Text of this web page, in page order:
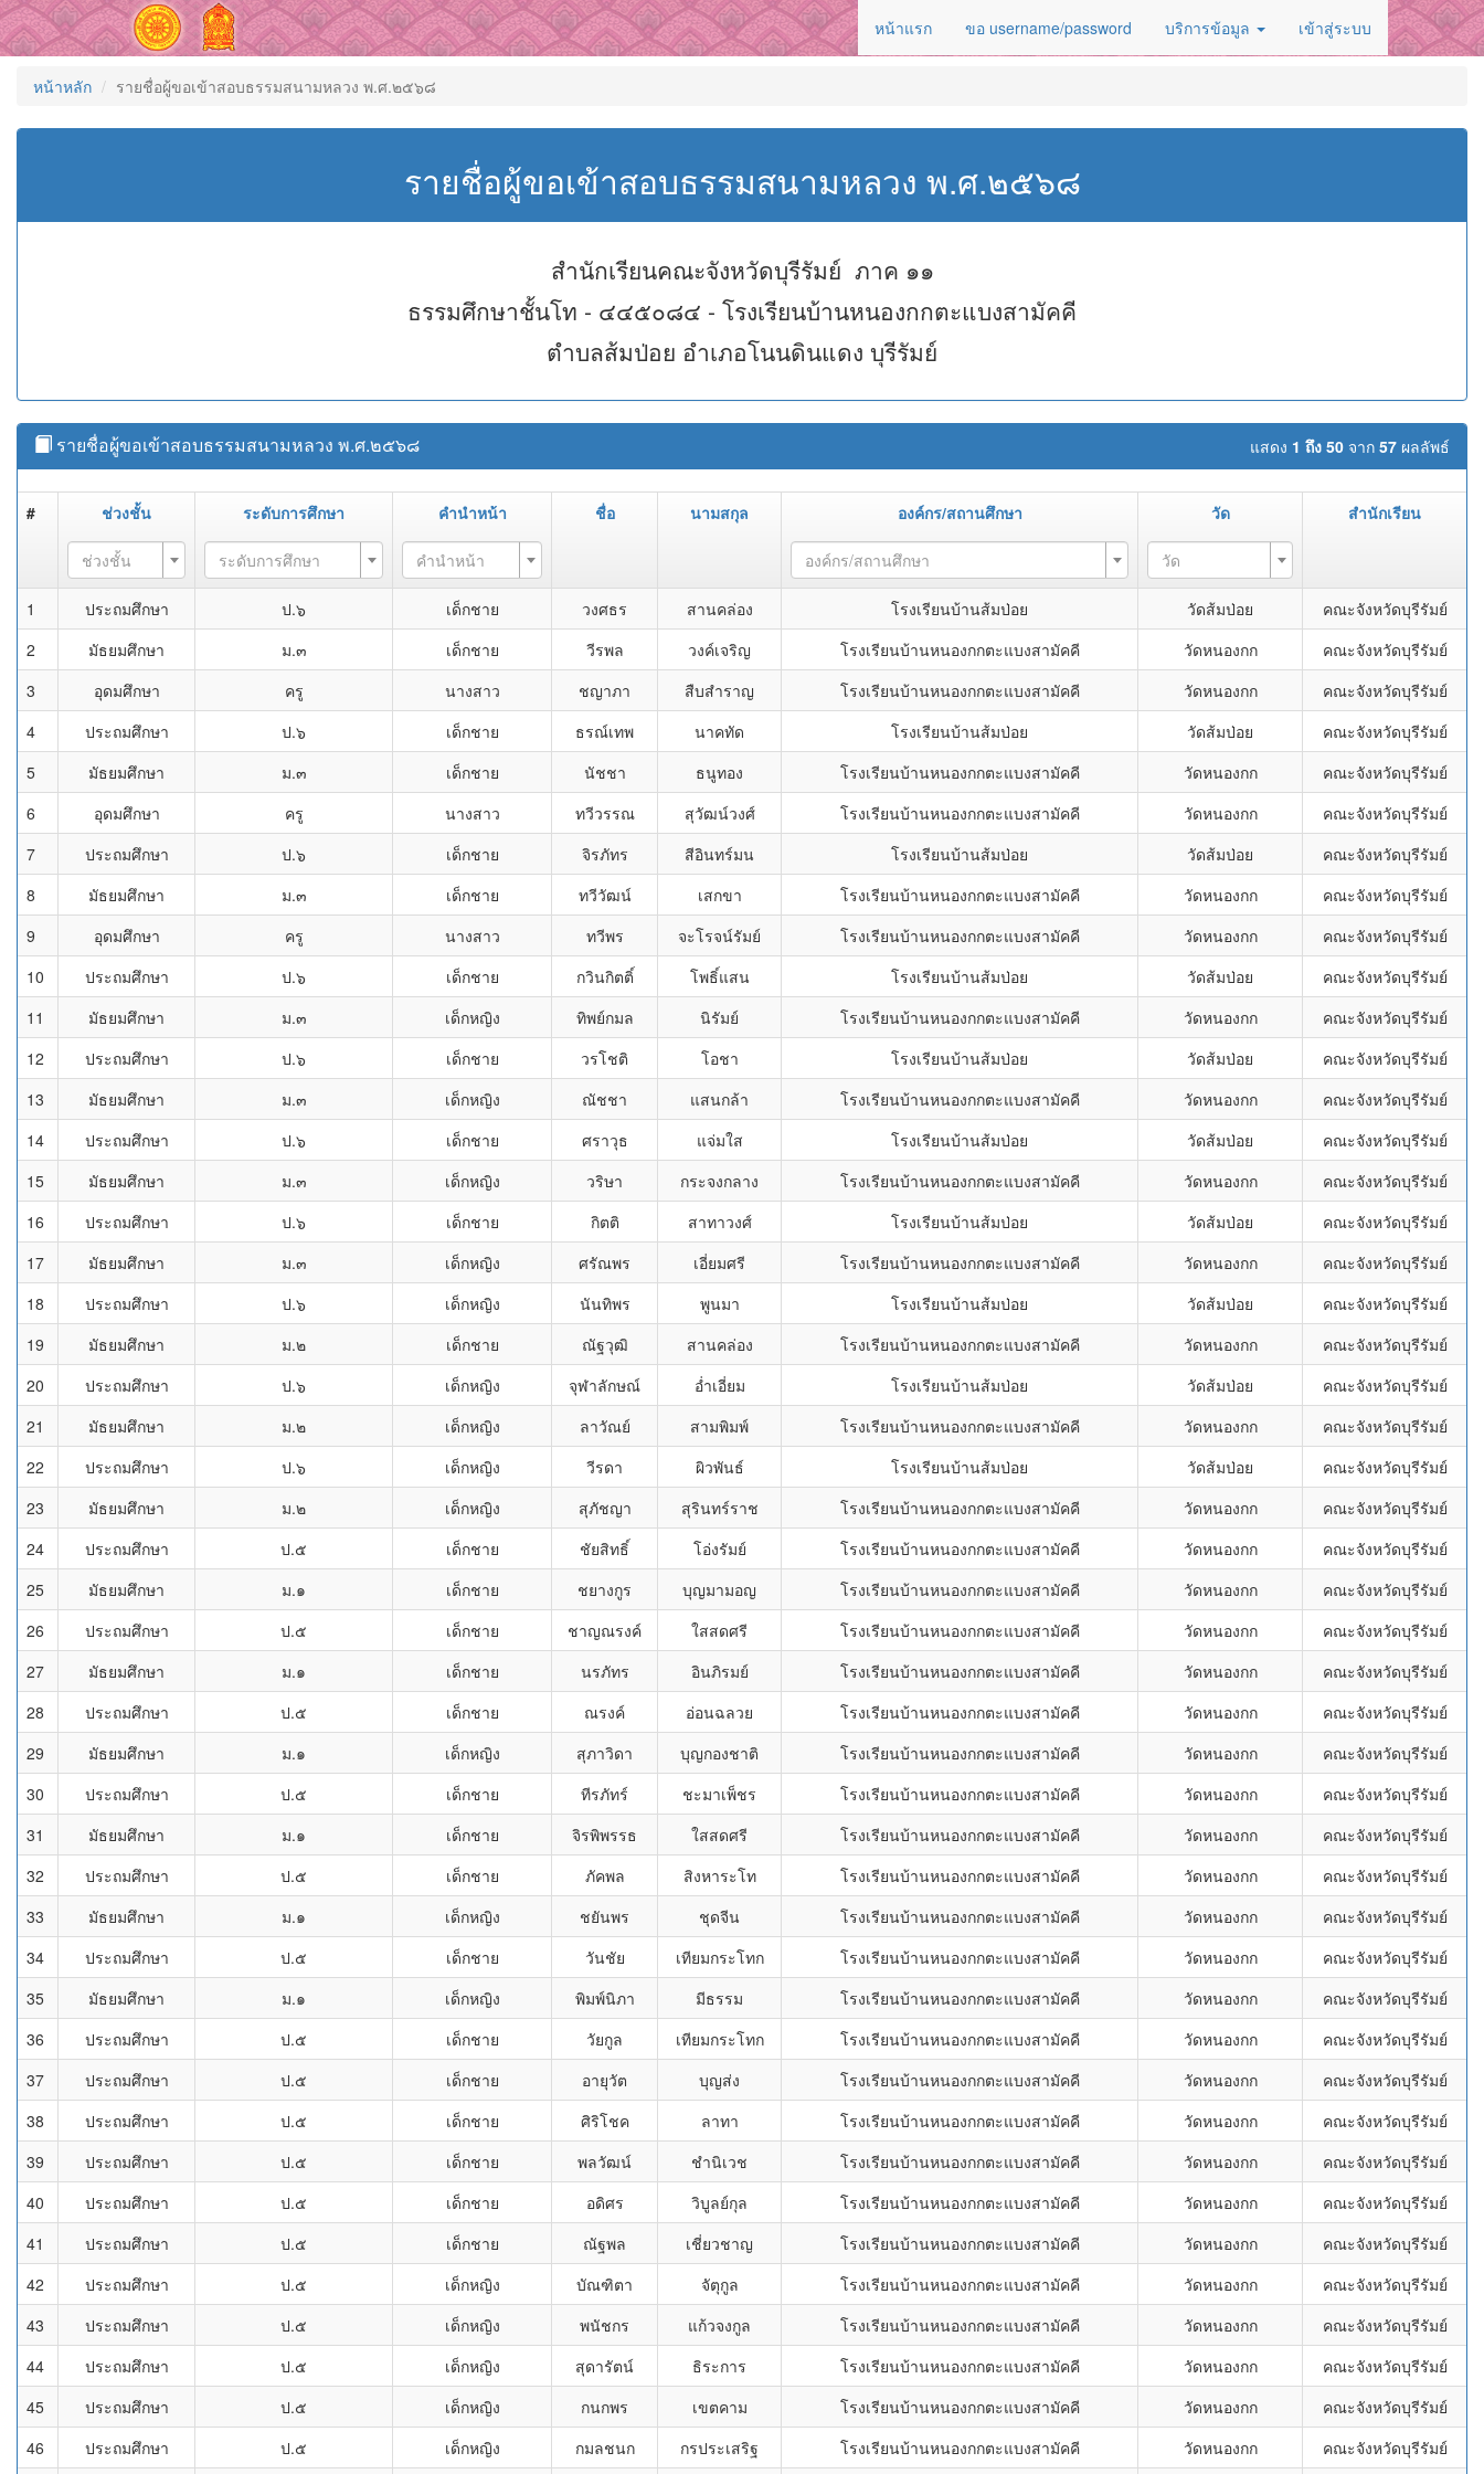
หน้าแรก ขอ username/password บริการข้อมูล เข้าสู่ระบบ
หน้าหลัก รายชื่อผู้ขอเข้าสอบธรรมสนามหลวง พ.ศ.๒๕๖๘
รายชื่อผู้ขอเข้าสอบธรรมสนามหลวง พ.ศ.๒๕๖๘
สำนักเรียนคณะจังหวัดบุรีรัมย์ ภาค ๑๑
ธรรมศึกษาชั้นโท - ๔๔๕๐๘๔ - โรงเรียนบ้านหนองกกตะแบงสามัคคี
ตำบลส้มป่อย อำเภอโนนดินแดง บุรีรัมย์
แสดง 1 ถึง 50 จาก 57 ผลลัพธ์
รายชื่อผู้ขอเข้าสอบธรรมสนามหลวง พ.ศ.๒๕๖๘
# ช่วงชั้น ระดับการศึกษา คำนำหน้า ชื่อ นามสกุล องค์กร/สถานศึกษา วัด สำนักเรียน
ช่วงชั้น ระดับการศึกษา คำนำหน้า องค์กร/สถานศึกษา วัด
1 ประถมศึกษา ป.๖ เด็กชาย วงศธร สานคล่อง โรงเรียนบ้านส้มป่อย วัดส้มป่อย
คณะจังหวัดบุรีรัมย์
2
มัธยมศึกษา ม.๓ เด็กชาย วีรพล วงค์เจริญ โรงเรียนบ้านหนองกกตะแบงสามัคคี วัดหนองกก
คณะจังหวัดบุรีรัมย์
3
อุดมศึกษา ครู นางสาว ชญาภา สืบสำราญ โรงเรียนบ้านหนองกกตะแบงสามัคคี วัดหนองกก
คณะจังหวัดบุรีรัมย์
4
ประถมศึกษา ป.๖ เด็กชาย ธรณ์เทพ นาคทัด โรงเรียนบ้านส้มป่อย วัดส้มป่อย
คณะจังหวัดบุรีรัมย์
5
มัธยมศึกษา ม.๓ เด็กชาย นัชชา ธนูทอง โรงเรียนบ้านหนองกกตะแบงสามัคคี วัดหนองกก
คณะจังหวัดบุรีรัมย์
6
อุดมศึกษา ครู นางสาว ทวีวรรณ สุวัฒน์วงศ์ โรงเรียนบ้านหนองกกตะแบงสามัคคี วัดหนองกก
คณะจังหวัดบุรีรัมย์
7
ประถมศึกษา ป.๖ เด็กชาย จิรภัทร สีอินทร์มน โรงเรียนบ้านส้มป่อย วัดส้มป่อย
คณะจังหวัดบุรีรัมย์
8
มัธยมศึกษา ม.๓ เด็กชาย ทวีวัฒน์ เสกขา โรงเรียนบ้านหนองกกตะแบงสามัคคี วัดหนองกก
คณะจังหวัดบุรีรัมย์
9
อุดมศึกษา ครู นางสาว ทวีพร จะโรจน์รัมย์ โรงเรียนบ้านหนองกกตะแบงสามัคคี วัดหนองกก
คณะจังหวัดบุรีรัมย์
10
ประถมศึกษา ป.๖ เด็กชาย กวินกิตติ์ โพธิ์แสน โรงเรียนบ้านส้มป่อย วัดส้มป่อย
คณะจังหวัดบุรีรัมย์
11
มัธยมศึกษา ม.๓ เด็กหญิง ทิพย์กมล นิรัมย์ โรงเรียนบ้านหนองกกตะแบงสามัคคี วัดหนองกก
คณะจังหวัดบุรีรัมย์
12
ประถมศึกษา ป.๖ เด็กชาย วรโชติ โอชา โรงเรียนบ้านส้มป่อย วัดส้มป่อย
คณะจังหวัดบุรีรัมย์
13
มัธยมศึกษา ม.๓ เด็กหญิง ณัชชา แสนกล้า โรงเรียนบ้านหนองกกตะแบงสามัคคี วัดหนองกก
คณะจังหวัดบุรีรัมย์
14
ประถมศึกษา ป.๖ เด็กชาย ศราวุธ แจ่มใส โรงเรียนบ้านส้มป่อย วัดส้มป่อย
คณะจังหวัดบุรีรัมย์
15
มัธยมศึกษา ม.๓ เด็กหญิง วริษา กระจงกลาง โรงเรียนบ้านหนองกกตะแบงสามัคคี วัดหนองกก
คณะจังหวัดบุรีรัมย์
16
ประถมศึกษา ป.๖ เด็กชาย กิตติ สาทาวงศ์ โรงเรียนบ้านส้มป่อย วัดส้มป่อย
คณะจังหวัดบุรีรัมย์
17
มัธยมศึกษา ม.๓ เด็กหญิง ศรัณพร เอี่ยมศรี โรงเรียนบ้านหนองกกตะแบงสามัคคี วัดหนองกก
คณะจังหวัดบุรีรัมย์
18
ประถมศึกษา ป.๖ เด็กหญิง นันทิพร พูนมา โรงเรียนบ้านส้มป่อย วัดส้มป่อย
คณะจังหวัดบุรีรัมย์
19
มัธยมศึกษา ม.๒ เด็กชาย ณัฐวุฒิ สานคล่อง โรงเรียนบ้านหนองกกตะแบงสามัคคี วัดหนองกก
คณะจังหวัดบุรีรัมย์
20
ประถมศึกษา ป.๖ เด็กหญิง จุฬาลักษณ์ อ่ำเอี่ยม โรงเรียนบ้านส้มป่อย วัดส้มป่อย
คณะจังหวัดบุรีรัมย์
21
มัธยมศึกษา ม.๒ เด็กหญิง ลาวัณย์ สามพิมพ์ โรงเรียนบ้านหนองกกตะแบงสามัคคี วัดหนองกก
คณะจังหวัดบุรีรัมย์
22
ประถมศึกษา ป.๖ เด็กหญิง วีรดา ผิวพันธ์ โรงเรียนบ้านส้มป่อย วัดส้มป่อย
คณะจังหวัดบุรีรัมย์
23
มัธยมศึกษา ม.๒ เด็กหญิง สุภัชญา สุรินทร์ราช โรงเรียนบ้านหนองกกตะแบงสามัคคี วัดหนองกก
คณะจังหวัดบุรีรัมย์
24
ประถมศึกษา ป.๕ เด็กชาย ชัยสิทธิ์ โอ่งรัมย์ โรงเรียนบ้านหนองกกตะแบงสามัคคี วัดหนองกก
คณะจังหวัดบุรีรัมย์
25
มัธยมศึกษา ม.๑ เด็กชาย ชยางกูร บุญมามอญ โรงเรียนบ้านหนองกกตะแบงสามัคคี วัดหนองกก
คณะจังหวัดบุรีรัมย์
26
ประถมศึกษา ป.๕ เด็กชาย ชาญณรงค์ ใสสดศรี โรงเรียนบ้านหนองกกตะแบงสามัคคี วัดหนองกก
คณะจังหวัดบุรีรัมย์
27
มัธยมศึกษา ม.๑ เด็กชาย นรภัทร อินภิรมย์ โรงเรียนบ้านหนองกกตะแบงสามัคคี วัดหนองกก
คณะจังหวัดบุรีรัมย์
28
ประถมศึกษา ป.๕ เด็กชาย ณรงค์ อ่อนฉลวย โรงเรียนบ้านหนองกกตะแบงสามัคคี วัดหนองกก
คณะจังหวัดบุรีรัมย์
29
มัธยมศึกษา ม.๑ เด็กหญิง สุภาวิดา บุญกองชาติ โรงเรียนบ้านหนองกกตะแบงสามัคคี วัดหนองกก
คณะจังหวัดบุรีรัมย์
30
ประถมศึกษา ป.๕ เด็กชาย ทีรภัทร์ ชะมาเพ็ชร โรงเรียนบ้านหนองกกตะแบงสามัคคี วัดหนองกก
คณะจังหวัดบุรีรัมย์
31
มัธยมศึกษา ม.๑ เด็กชาย จิรพิพรรธ ใสสดศรี โรงเรียนบ้านหนองกกตะแบงสามัคคี วัดหนองกก
คณะจังหวัดบุรีรัมย์
32
ประถมศึกษา ป.๕ เด็กชาย ภัคพล สิงหาระโท โรงเรียนบ้านหนองกกตะแบงสามัคคี วัดหนองกก
คณะจังหวัดบุรีรัมย์
33
มัธยมศึกษา ม.๑ เด็กหญิง ชยันพร ชุดจีน โรงเรียนบ้านหนองกกตะแบงสามัคคี วัดหนองกก
คณะจังหวัดบุรีรัมย์
34
ประถมศึกษา ป.๕ เด็กชาย วันชัย เทียมกระโทก โรงเรียนบ้านหนองกกตะแบงสามัคคี วัดหนองกก
คณะจังหวัดบุรีรัมย์
35
มัธยมศึกษา ม.๑ เด็กหญิง พิมพ์นิภา มีธรรม โรงเรียนบ้านหนองกกตะแบงสามัคคี วัดหนองกก
คณะจังหวัดบุรีรัมย์
36
ประถมศึกษา ป.๕ เด็กชาย วัยกูล เทียมกระโทก โรงเรียนบ้านหนองกกตะแบงสามัคคี วัดหนองกก
คณะจังหวัดบุรีรัมย์
37
ประถมศึกษา ป.๕ เด็กชาย อายุวัต บุญส่ง โรงเรียนบ้านหนองกกตะแบงสามัคคี วัดหนองกก
คณะจังหวัดบุรีรัมย์
38
ประถมศึกษา ป.๕ เด็กชาย ศิริโชค ลาทา โรงเรียนบ้านหนองกกตะแบงสามัคคี วัดหนองกก
คณะจังหวัดบุรีรัมย์
39
ประถมศึกษา ป.๕ เด็กชาย พลวัฒน์ ชำนิเวช โรงเรียนบ้านหนองกกตะแบงสามัคคี วัดหนองกก
คณะจังหวัดบุรีรัมย์
40
ประถมศึกษา ป.๕ เด็กชาย อดิศร วิบูลย์กุล โรงเรียนบ้านหนองกกตะแบงสามัคคี วัดหนองกก
คณะจังหวัดบุรีรัมย์
41
ประถมศึกษา ป.๕ เด็กชาย ณัฐพล เชี่ยวชาญ โรงเรียนบ้านหนองกกตะแบงสามัคคี วัดหนองกก
คณะจังหวัดบุรีรัมย์
42
ประถมศึกษา ป.๕ เด็กหญิง บัณฑิตา จัตุกูล โรงเรียนบ้านหนองกกตะแบงสามัคคี วัดหนองกก
คณะจังหวัดบุรีรัมย์
43
ประถมศึกษา ป.๕ เด็กหญิง พนัชกร แก้วจงกูล โรงเรียนบ้านหนองกกตะแบงสามัคคี วัดหนองกก
คณะจังหวัดบุรีรัมย์
44
ประถมศึกษา ป.๕ เด็กหญิง สุดารัตน์ ธิระการ โรงเรียนบ้านหนองกกตะแบงสามัคคี วัดหนองกก
คณะจังหวัดบุรีรัมย์
45
ประถมศึกษา ป.๕ เด็กหญิง กนกพร เขตคาม โรงเรียนบ้านหนองกกตะแบงสามัคคี วัดหนองกก
คณะจังหวัดบุรีรัมย์
46
ประถมศึกษา ป.๕ เด็กหญิง กมลชนก กรประเสริฐ โรงเรียนบ้านหนองกกตะแบงสามัคคี วัดหนองกก คณะจังหวัดบุรีรัมย์